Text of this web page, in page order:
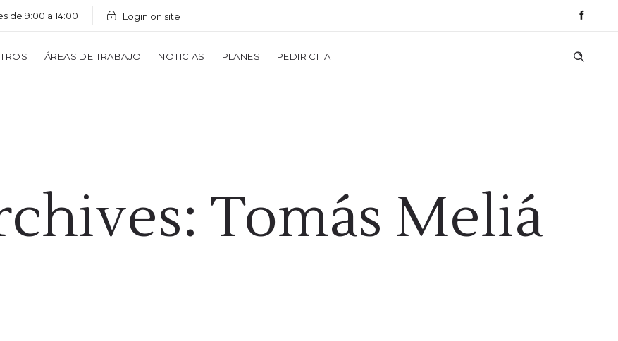
de 9:00 a 14:00 Login on site
ÁREAS DE TRABAJO NOTICIAS PLANES
PEDIR CITA
Tomás Meliá